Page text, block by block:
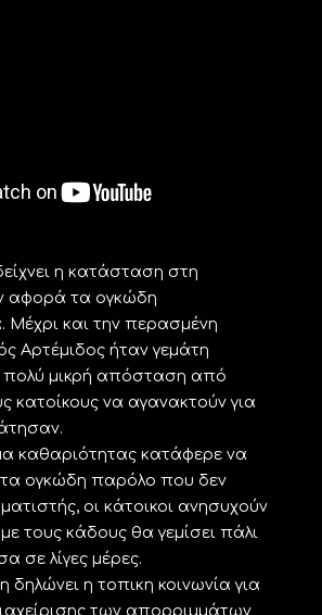
η κατάσταση στη
αφορά τα ογκώδη
Μέχρι και την περασμένη
Αρτέμιδος ήταν γεμάτη
πολύ μικρή απόσταση από
κατοίκους να αγανακτούν για
καθαριότητας κατάφερε να
ογκώδη παρόλο που δεν
οι κάτοικοι ανησυχούν
τους κάδους θα γεμίσει πάλι
σε λίγες μέρες.
δηλώνει η τοπικη κοινωνία για
των απορριμμάτων